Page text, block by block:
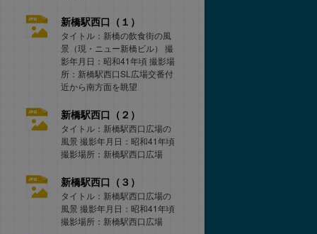
新橋駅西口（１）
タイトル：新橋の飲食街の風
景（現・ニュー新橋ビル） 撮
影年月日：昭和41年頃 撮影場
所：新橋駅西口SL広場交番付
近から南方面を眺望
新橋駅西口（２）
タイトル：新橋駅西口広場の
風景 撮影年月日：昭和41年頃
撮影場所：新橋駅西口広場
新橋駅西口（３）
タイトル：新橋駅西口広場の
風景 撮影年月日：昭和41年頃
撮影場所：新橋駅西口広場